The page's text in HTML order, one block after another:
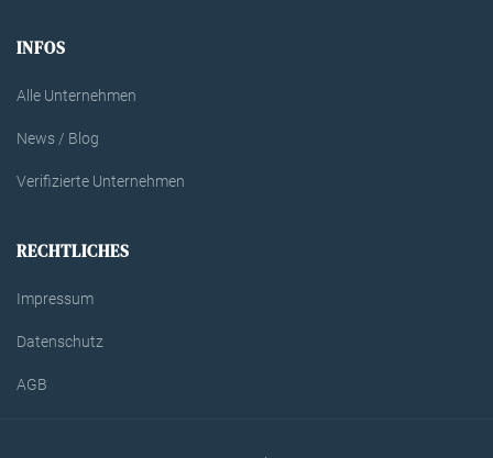
INFOS
Alle Unternehmen
News / Blog
Verifizierte Unternehmen
RECHTLICHES
Impressum
Datenschutz
AGB